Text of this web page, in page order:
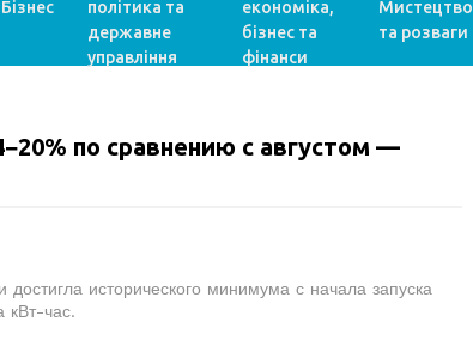
Бізнес
політика та
державне
управління
економіка,
бізнес та
фінанси
Мистецтво
та розваги
по сравнению с августом —
исторического минимума с начала запуска
кВт-час.